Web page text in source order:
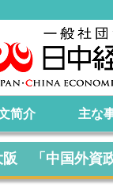
简介 主な
阪 「中国外資